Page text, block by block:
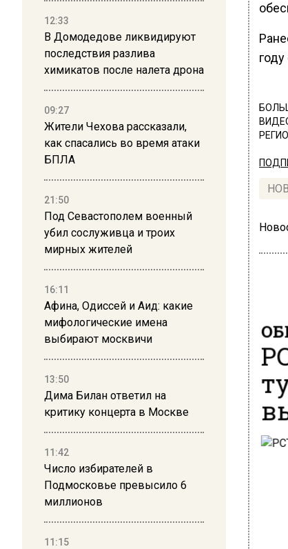
12:33
В Домодедове ликвидируют
последствия разлива
химикатов после налета дрона
09:27
Жители Чехова рассказали,
как спасались во время атаки
БПЛА
21:50
Под Севастополем военный
убил сослуживца и троих
мирных жителей
16:11
Афина, Одиссей и Аид: какие
мифологические имена
выбирают москвичи
13:50
Дима Билан ответил на
критику концерта в Москве
11:42
Число избирателей в
Подмосковье превысило 6
миллионов
11:15